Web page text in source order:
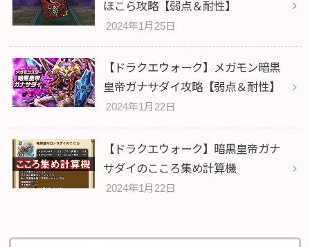
ほこら攻略【弱点＆耐性】
2024年1月25日
【ドラクエウォーク】メガモン暗黒
皇帝ガナサダイ攻略【弱点＆耐性】
2024年1月22日
【ドラクエウォーク】暗黒皇帝ガナ
サダイのこころ集め計算機
2024年1月22日